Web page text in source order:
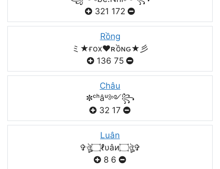
321 172
Rồng
ミ★ғox♥️ʀồɴԍ★彡
136 75
Châu
✼ᶜʰâᵘ༻꧂
32 17
Luân
✞ঔৣ۝ℓυâи۝ঔৣ✞
8 6